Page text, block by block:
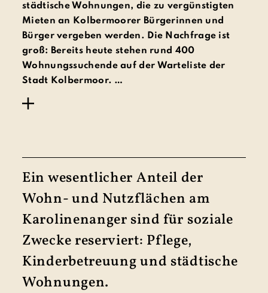
städtische Wohnungen, die zu vergünstigten
Mieten an Kolbermoorer Bürgerinnen und
Bürger vergeben werden. Die Nachfrage ist
groß: Bereits heute stehen rund 400
Wohnungssuchende auf der Warteliste der
Stadt Kolbermoor. …
Ein wesentlicher Anteil der
Wohn- und Nutz­flächen am
Karo­linen­anger sind für soziale
Zwecke reserviert: Pflege,
Kinder­betreuung und städtische
Wohnungen.